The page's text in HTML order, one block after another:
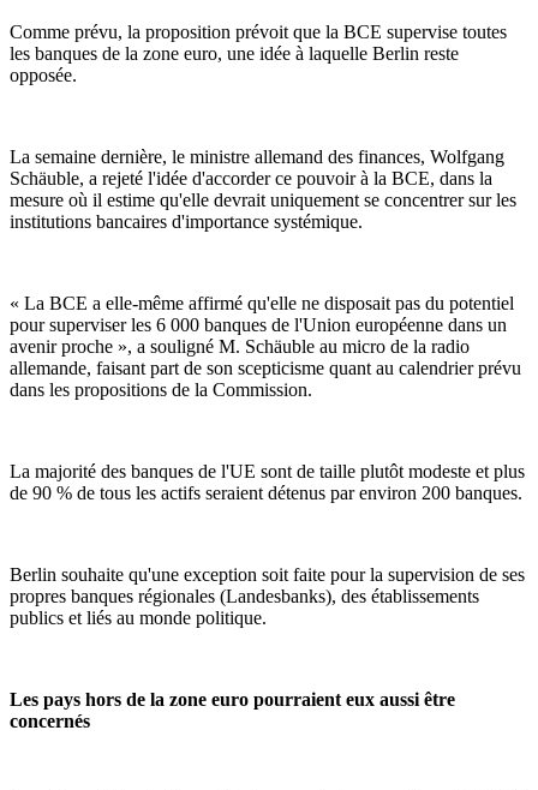
Comme prévu, la proposition prévoit que la BCE supervise toutes
les banques de la zone euro, une idée à laquelle Berlin reste
opposée.
La semaine dernière, le ministre allemand des finances, Wolfgang
Schäuble, a rejeté l'idée d'accorder ce pouvoir à la BCE, dans la
mesure où il estime qu'elle devrait uniquement se concentrer sur les
institutions bancaires d'importance systémique.
« La BCE a elle-même affirmé qu'elle ne disposait pas du potentiel
pour superviser les 6 000 banques de l'Union européenne dans un
avenir proche », a souligné M. Schäuble au micro de la radio
allemande, faisant part de son scepticisme quant au calendrier prévu
dans les propositions de la Commission.
La majorité des banques de l'UE sont de taille plutôt modeste et plus
de 90 % de tous les actifs seraient détenus par environ 200 banques.
Berlin souhaite qu'une exception soit faite pour la supervision de ses
propres banques régionales (Landesbanks), des établissements
publics et liés au monde politique.
Les pays hors de la zone euro pourraient eux aussi être
concernés